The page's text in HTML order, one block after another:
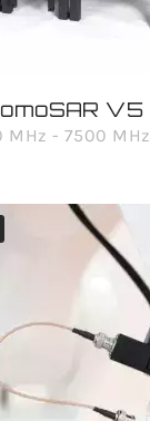
V5
MHz - 7500 MHz